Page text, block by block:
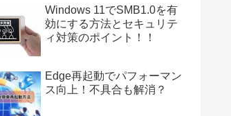
Windows 11でSMB1.0を有
効にする方法とセキュリテ
ィ対策のポイント！！
Edge再起動でパフォーマン
ス向上！不具合も解消？